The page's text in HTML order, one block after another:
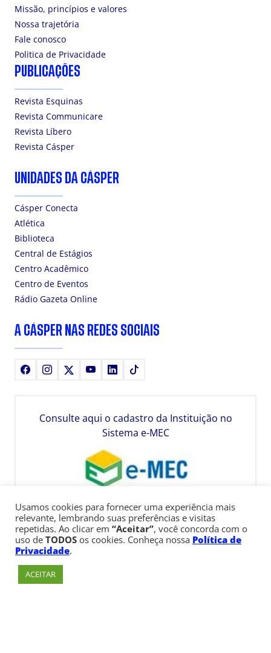
Missão, princípios e valores
Nossa trajetória
Fale conosco
Politica de Privacidade
PUBLICAÇÕES
Revista Esquinas
Revista Communicare
Revista Líbero
Revista Cásper
UNIDADES DA CÁSPER
Cásper Conecta
Atlética
Biblioteca
Central de Estágios
Centro Acadêmico
Centro de Eventos
Rádio Gazeta Online
A CÁSPER NAS REDES SOCIAIS
FacebookInstagram YoutubeLinkedIn
Consulte aqui o cadastro da Instituição no
Sistema e-MEC
Usamos cookies para fornecer uma experiência mais
relevante, lembrando suas preferências e visitas
repetidas. Ao clicar em “Aceitar”, você concorda com o
uso de TODOS os cookies. Conheça nossa Política de
Privacidade.
ACEITAR